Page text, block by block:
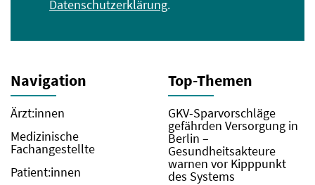
Datenschutzerklärung.
Navigation
Ärzt:innen
Medizinische
Fachangestellte
Patient:innen
Top-Themen
GKV-Sparvorschläge
gefährden Versorgung in
Berlin –
Gesundheitsakteure
warnen vor Kipppunkt
des Systems